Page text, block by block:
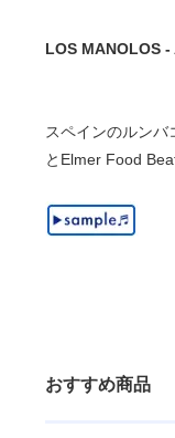
LOS MANOLOS
スペインのルン
とElmer Food
おすすめ商品